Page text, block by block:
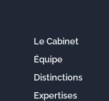
Le Cabinet
Équipe
Distinctions
Expertises